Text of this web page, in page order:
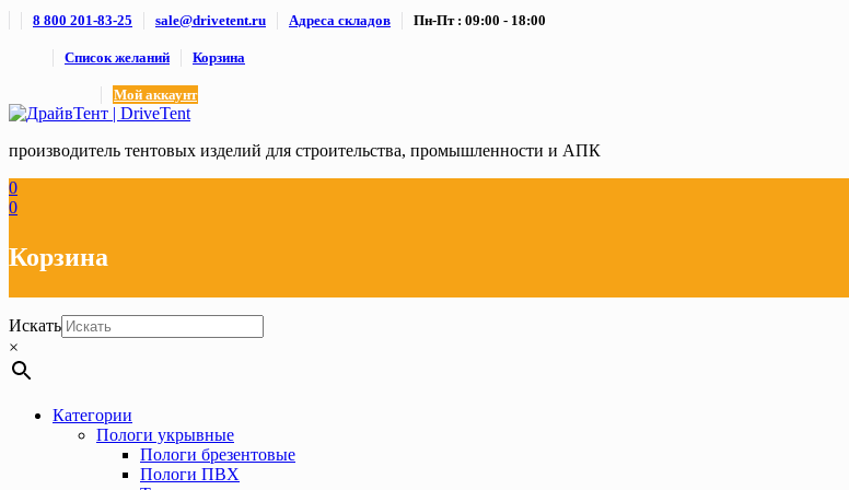
Skip8 800 201-83-25 sale@drivetent.ru Адреса складов Пн-Пт : 09:00 - 18:00
Список желаний Корзина
Мой аккаунт
производитель тентовых изделий для строительства, промышленности и АПК
0
0
Корзина
Искать
×
Категории
Пологи укрывные
Пологи брезентовые
Пологи ПВХ